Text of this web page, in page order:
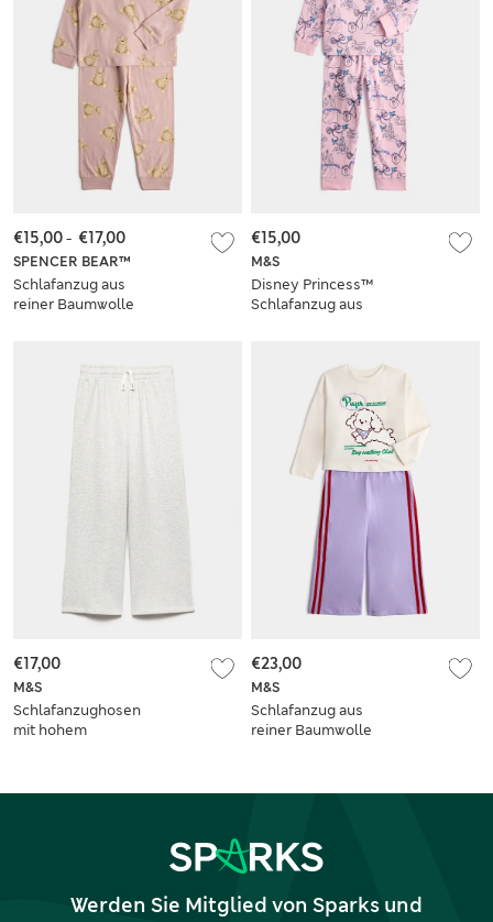
SPENCER BEAR™
Schlafanzug aus
reiner Baumwolle
€15,00- €17,00
M&S
Disney Princess™
Schlafanzug aus
€15,00
M&S
Schlafanzughosen
mit hohem
€17,00
M&S
Schlafanzug aus
reiner Baumwolle
Jahre)
€23,00
Werden Sie Mitglied von Sparks und